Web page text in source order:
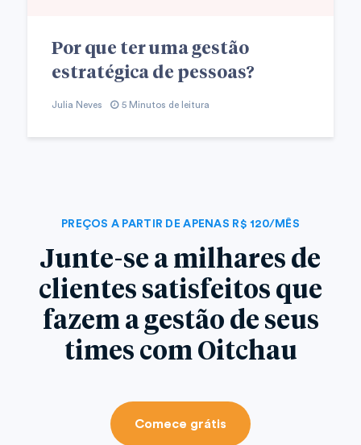
Por que ter uma gestão
estratégica de pessoas?
Julia Neves 5 Minutos de leitura
PREÇOS A PARTIR DE APENAS R$ 120/MÊS
Junte-se a milhares de
clientes satisfeitos que
fazem a gestão de seus
times com Oitchau
Comece grátis